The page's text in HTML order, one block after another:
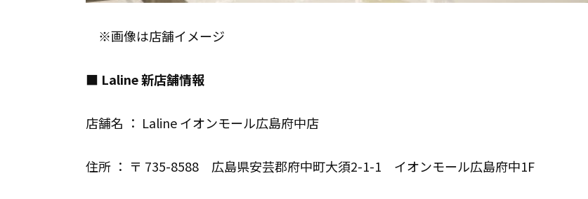
※画像は店舗イメージ
■ Laline 新店舗情報
店舗名 ： Laline イオンモール広島府中店
住所 ： 〒 735-8588 広島県安芸郡府中町大須2-1-1 イオンモール広島府中1F